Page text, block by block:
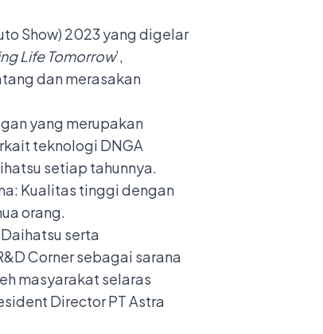
Show) 2023 yang digelar
Life Tomorrow’,
dan merasakan
yang merupakan
teknologi DNGA
setiap tahunnya.
Kualitas tinggi dengan
orang.
serta
Corner sebagai sarana
masyarakat selaras
Director PT Astra